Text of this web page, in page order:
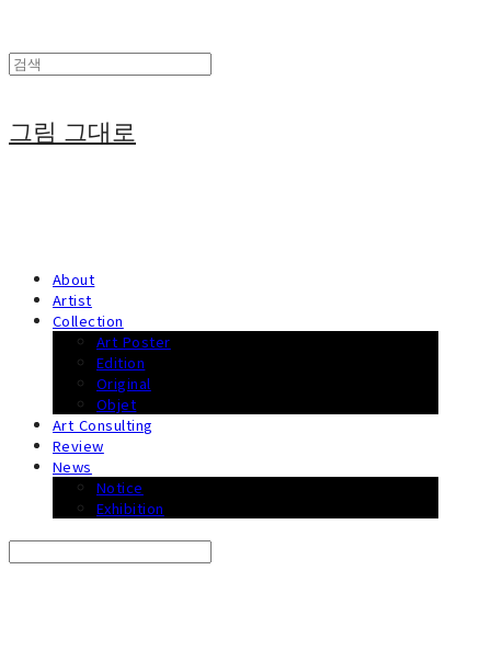
그림 그대로
About
Artist
Collection
Art Poster
Edition
Original
Objet
Art Consulting
Review
News
Notice
Exhibition